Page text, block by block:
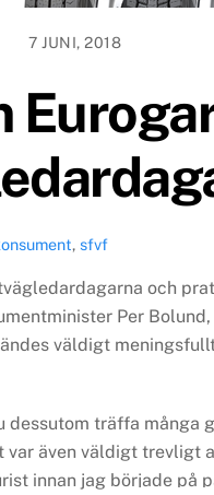
7 JUNI, 2018
,sfvf
och
Per
väldigt
träffa många
var även väldigt
innan jag började på